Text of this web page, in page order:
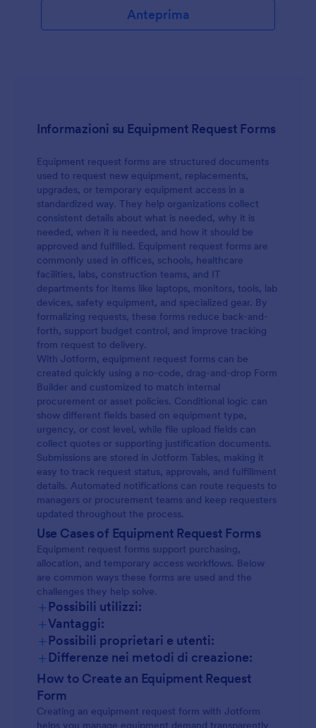
Anteprima
Informazioni su Equipment Request Forms
Equipment request forms are structured documents
used to request new equipment, replacements,
upgrades, or temporary equipment access in a
standardized way. They help organizations collect
consistent details about what is needed, why it is
needed, when it is needed, and how it should be
approved and fulfilled. Equipment request forms are
commonly used in offices, schools, healthcare
facilities, labs, construction teams, and IT
departments for items like laptops, monitors, tools, lab
devices, safety equipment, and specialized gear. By
formalizing requests, these forms reduce back-and-
forth, support budget control, and improve tracking
from request to delivery.
With Jotform, equipment request forms can be
created quickly using a no-code, drag-and-drop Form
Builder and customized to match internal
procurement or asset policies. Conditional logic can
show different fields based on equipment type,
urgency, or cost level, while file upload fields can
collect quotes or supporting justification documents.
Submissions are stored in Jotform Tables, making it
easy to track request status, approvals, and fulfillment
details. Automated notifications can route requests to
managers or procurement teams and keep requesters
updated throughout the process.
Use Cases of Equipment Request Forms
Equipment request forms support purchasing,
allocation, and temporary access workflows. Below
are common ways these forms are used and the
challenges they help solve.
+Possibili utilizzi:
+Vantaggi:
+Possibili proprietari e utenti:
+Differenze nei metodi di creazione:
How to Create an Equipment Request
Form
Creating an equipment request form with Jotform
helps you manage equipment demand transparently